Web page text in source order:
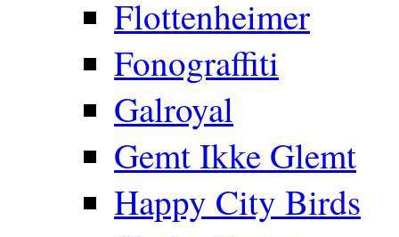
Flottenheimer
Fonograffiti
Galroyal
Gemt Ikke Glemt
Happy City Birds